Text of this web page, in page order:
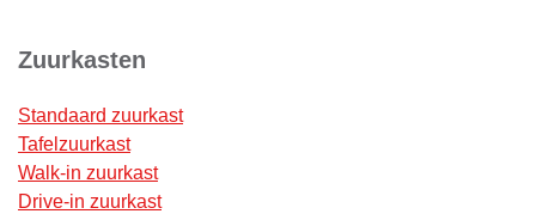
Zuurkasten
Standaard zuurkast
Tafelzuurkast
Walk-in zuurkast
Drive-in zuurkast